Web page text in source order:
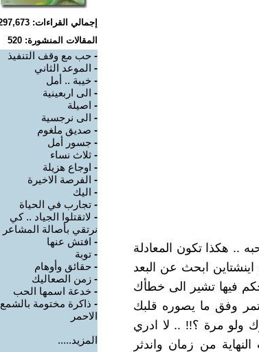
هكذا تكون المعادلة
ابحث عن البعد
فيها تشير الى خطأك
وفق ما يصوره قلبك
ولو مرة ؟!! .. لا ادري
من زمان واندثر
إجمالي القراءات: 1,297,673
المقالات المنشورة: 520
- حب مع وقف التنفيذ
- الموعد الثاني
- خيبة .. أمل
- الى اربعينية
- اصيلة
- الى نرجسية
- صديق ملغوم
- جسور أمل
- ثلاث نساء
- اوجاع هزيلة
- الفرصة الاخيرة
- اليك
- تجارب في الحياة
- لاتقتلوا الجياد .. كي
نرتقي بأصالة المشاعر
- افتش عنها
- توبة
- حقائق وأوهام
- زمن الصعاليك
- خدعة اسمها الحب
- ذاكرة مختومة بالشمع
الاحمر
المزيد.....